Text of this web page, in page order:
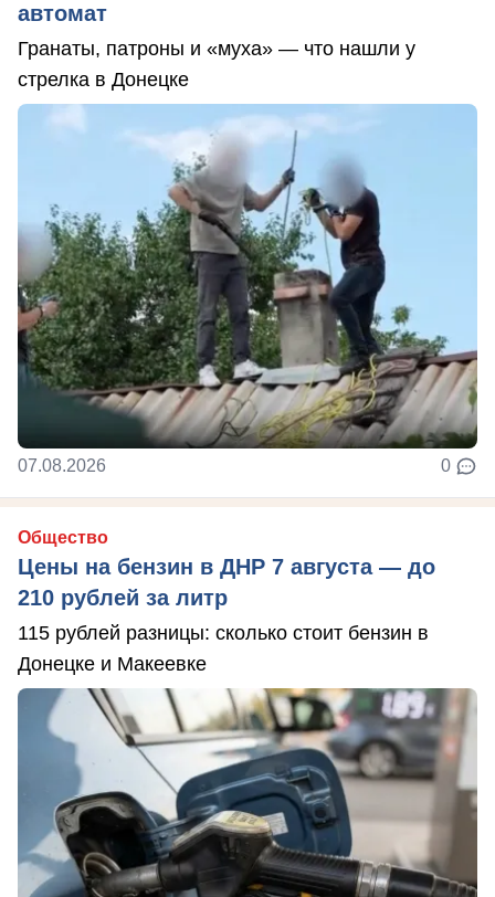
автомат
Гранаты, патроны и «муха» — что нашли у
стрелка в Донецке
07.08.2026 0
Общество
Цены на бензин в ДНР 7 августа — до
210 рублей за литр
115 рублей разницы: сколько стоит бензин в
Донецке и Макеевке